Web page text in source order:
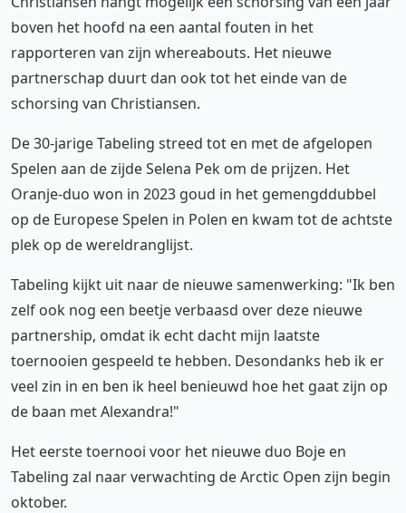
boven het hoofd na een aantal fouten in het
rapporteren van zijn whereabouts. Het nieuwe
partnerschap duurt dan ook tot het einde van de
schorsing van Christiansen.
De 30-jarige Tabeling streed tot en met de afgelopen
Spelen aan de zijde Selena Pek om de prijzen. Het
Oranje-duo won in 2023 goud in het gemengddubbel
op de Europese Spelen in Polen en kwam tot de achtste
plek op de wereldranglijst.
Tabeling kijkt uit naar de nieuwe samenwerking: "Ik ben
zelf ook nog een beetje verbaasd over deze nieuwe
partnership, omdat ik echt dacht mijn laatste
toernooien gespeeld te hebben. Desondanks heb ik er
veel zin in en ben ik heel benieuwd hoe het gaat zijn op
de baan met Alexandra!"
Het eerste toernooi voor het nieuwe duo Boje en
Tabeling zal naar verwachting de Arctic Open zijn begin
oktober.